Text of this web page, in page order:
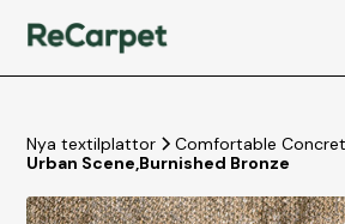
Nya textilplattor
Comfortable
Urban Scene,Burnished Bronze